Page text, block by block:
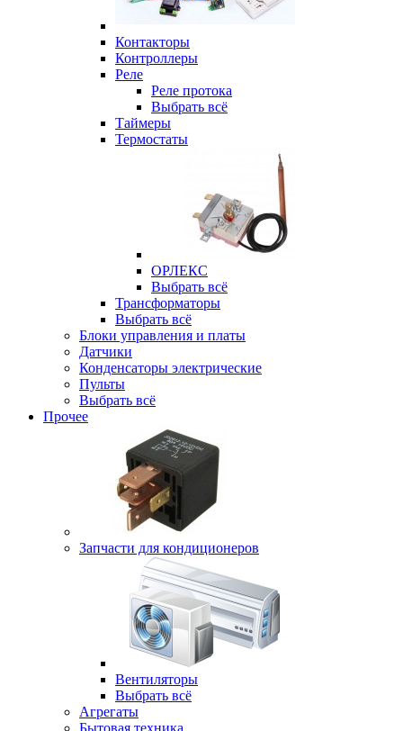
Контакторы
Контроллеры
Реле
Реле протока
Выбрать всё
Таймеры
Термостаты
ОРЛЕКС
Выбрать всё
Трансформаторы
Выбрать всё
Блоки управления и платы
Датчики
Конденсаторы электрические
Пульты
Выбрать всё
Прочее
Запчасти для кондиционеров
Вентиляторы
Выбрать всё
Агрегаты
Бытовая техника